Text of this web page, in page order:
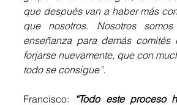
que después van a haber más
que nosotros. Nosotros
enseñanza para demás comités
forjarse nuevamente, que con
todo se consigue”.
Francisco:
“Todo este proceso